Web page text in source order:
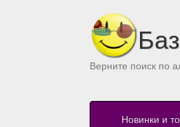
Верните поиск по
Новинки и